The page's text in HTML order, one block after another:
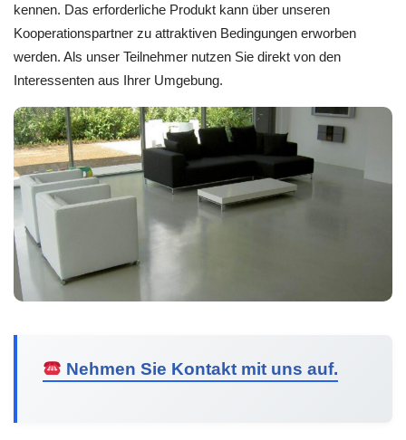
kennen. Das erforderliche Produkt kann über unseren
Kooperationspartner zu attraktiven Bedingungen erworben
werden. Als unser Teilnehmer nutzen Sie direkt von den
Interessenten aus Ihrer Umgebung.
Nehmen Sie Kontakt mit uns auf.